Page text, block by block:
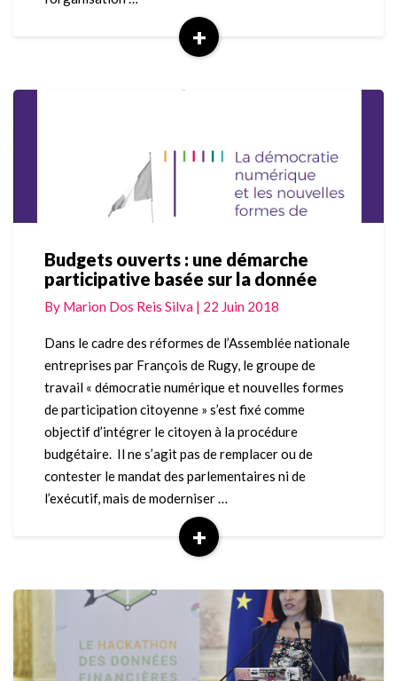
+
Read
Budgets
ouverts
une
démarche
basée
sur
la
donnée
Budgets ouverts : une démarche
participative basée sur la donnée
By Marion Dos Reis Silva | 22 Juin 2018
Dans le cadre des réformes de l’Assemblée nationale
entreprises par François de Rugy, le groupe de
travail « démocratie numérique et nouvelles formes
de participation citoyenne » s’est fixé comme
objectif d’intégrer le citoyen à la procédure
budgétaire. Il ne s’agit pas de remplacer ou de
contester le mandat des parlementaires ni de
l’exécutif, mais de moderniser …
+
Read